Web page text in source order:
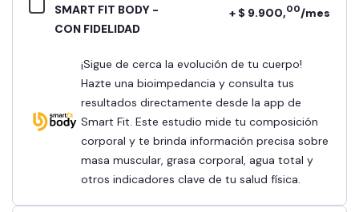
SMART FIT BODY -
CON FIDELIDAD
+ $ 9.900,00/mes
¡Sigue de cerca la evolución de tu cuerpo!
Hazte una bioimpedancia y consulta tus
resultados directamente desde la app de
Smart Fit. Este estudio mide tu composición
corporal y te brinda información precisa sobre
masa muscular, grasa corporal, agua total y
otros indicadores clave de tu salud física.